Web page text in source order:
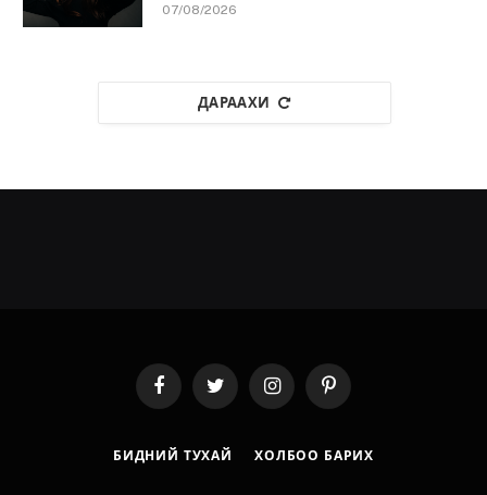
07/08/2026
ДАРААХИ
FacebookTwitter InstagramPinterest
БИДНИЙ ТУХАЙ ХОЛБОО БАРИХ